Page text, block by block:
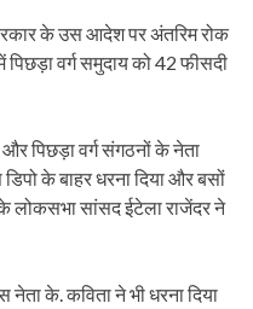
के उस आदेश पर अंतरिम रोक
पिछड़ा वर्ग समुदाय को 42 फीसदी
पिछड़ा वर्ग संगठनों के नेता
के बाहर धरना दिया और बसों
लोकसभा सांसद ईटेला राजेंदर ने
के. कविता ने भी धरना दिया